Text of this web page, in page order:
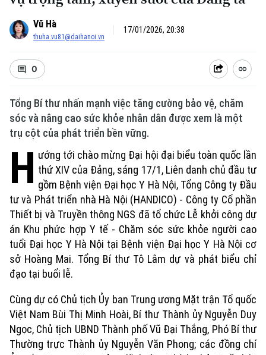
Vũ Hà
thuha.vu81@daihanoi.vn
17/01/2026, 20:38
0
Tổng Bí thư nhấn mạnh việc tăng cường bảo vệ, chăm
sóc và nâng cao sức khỏe nhân dân được xem là một
trụ cột của phát triển bền vững.
H ướng tới chào mừng Đại hội đại biểu toàn quốc lần
thứ XIV của Đảng, sáng 17/1, Liên danh chủ đầu tư
gồm Bệnh viện Đại học Y Hà Nội, Tổng Công ty Đầu
tư và Phát triển nhà Hà Nội (HANDICO) - Công ty Cổ phần
Thiết bị và Truyền thông NGS đã tổ chức Lễ khởi công dự
án Khu phức hợp Y tế - Chăm sóc sức khỏe người cao
tuổi Đại học Y Hà Nội tại Bệnh viện Đại học Y Hà Nội cơ
sở Hoàng Mai. Tổng Bí thư Tô Lâm dự và phát biểu chỉ
đạo tại buổi lễ.
Cùng dự có Chủ tịch Ủy ban Trung ương Mặt trận Tổ quốc
Việt Nam Bùi Thị Minh Hoài, Bí thư Thành ủy Nguyễn Duy
Ngọc, Chủ tịch UBND Thành phố Vũ Đại Thắng, Phó Bí thư
Thường trực Thành ủy Nguyễn Văn Phong; các đồng chí